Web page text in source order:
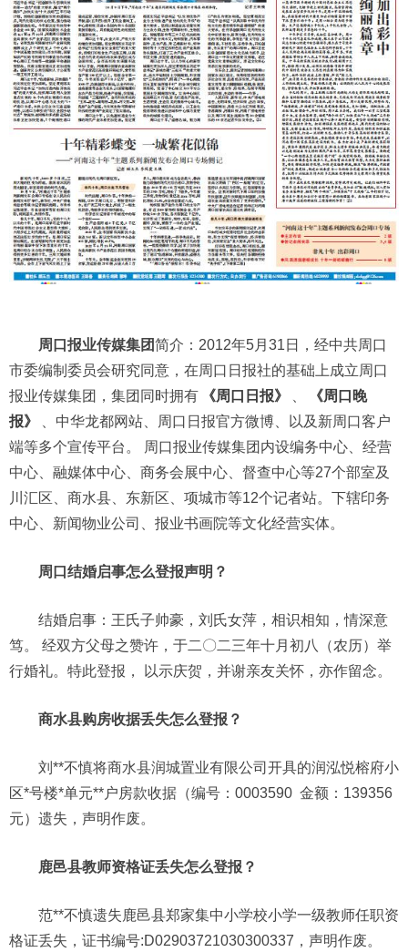
周口报业传媒集团简介：2012年5月31日，经中共周口
市委编制委员会研究同意，在周口日报社的基础上成立周口
报业传媒集团，集团同时拥有
《周口日报》
《周口晚
报》
、中华龙都网站、周口日报官方微博、以及新周口客户
端等多个宣传平台。 周口报业传媒集团内设编务中心、经营
中心、融媒体中心、商务会展中心、督查中心等27个部室及
川汇区、商水县、东新区、项城市等12个记者站。下辖印务
中心、新闻物业公司、报业书画院等文化经营实体。
周口结婚启事怎么登报声明？
结婚启事：王氏子帅豪，刘氏女萍，相识相知，情深意
笃。 经双方父母之赞许，于二〇二三年十月初八（农历）举
行婚礼。特此登报， 以示庆贺，并谢亲友关怀，亦作留念。
商水县购房收据丢失怎么登报？
刘**不慎将商水县润城置业有限公司开具的润泓悦榕府小
区*号楼*单元**户房款收据（编号：0003590 金额：139356
元）遗失，声明作废。
鹿邑县教师资格证丢失怎么登报？
范**不慎遗失鹿邑县郑家集中小学校小学一级教师任职资
格证丢失，证书编号:D02903721030300337，声明作废。